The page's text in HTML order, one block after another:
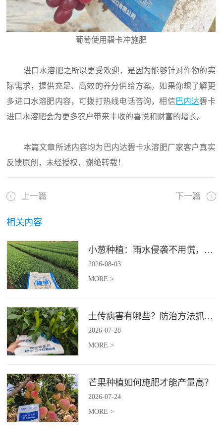
葡萄使用碧卡冲施肥
进口水溶肥之所以更受欢迎，是因为能够针对作物的实
际需求，提供充足、高效的养分供给方案。如果你想了解更
多进口水溶肥内容，可拨打热线电话咨询，相信巴内达碧卡
进口水溶肥会为更多农户带来丰收的喜悦和财富的增长。
本篇文章所述内容均为巴内达碧卡水溶肥厂家客户真实
反馈原创，未经授权，谢绝转载！
上一篇 下一篇
相关内容
小葱种植：雨水侵袭不用慌，四招稳住小葱产量
2026-08-03
MORE >
土传病害有哪些？防治方法抓紧收藏
2026-07-28
MORE >
芒果种植如何施肥才能产量高？
2026-07-24
MORE >